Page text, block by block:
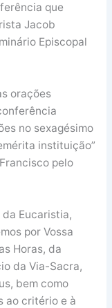
que
Jacob
Episcopal
orações
no sexagésimo
instituição”
pelo
Eucaristia,
por Vossa
Horas, da
da Via-Sacra,
bem como
ao critério e à